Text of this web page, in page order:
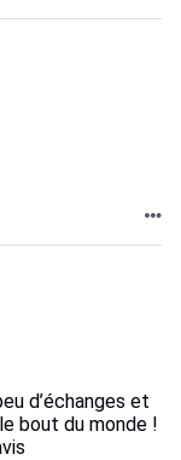
d’échanges et
bout du monde !